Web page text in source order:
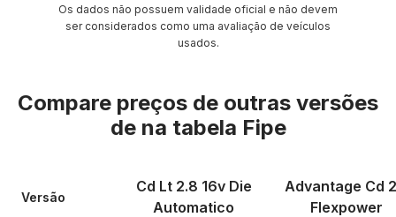
Os dados não possuem validade oficial e não devem
ser considerados como uma avaliação de veículos
usados.
Compare preços de outras versões
de na tabela Fipe
Versão
Cd Lt 2.8 16v Die
Automatico
Advantage Cd
Flexpower